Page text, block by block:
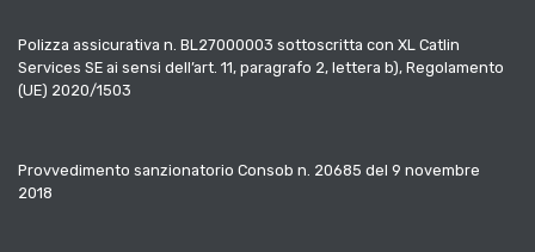
Polizza assicurativa n. BL27000003 sottoscritta con XL Catlin
Services SE ai sensi dell’art. 11, paragrafo 2, lettera b), Regolamento
(UE) 2020/1503
Provvedimento sanzionatorio Consob n. 20685 del 9 novembre
2018